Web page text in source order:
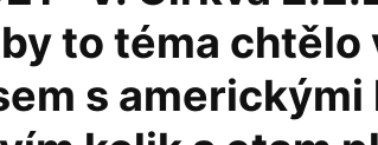
to téma
s americkými